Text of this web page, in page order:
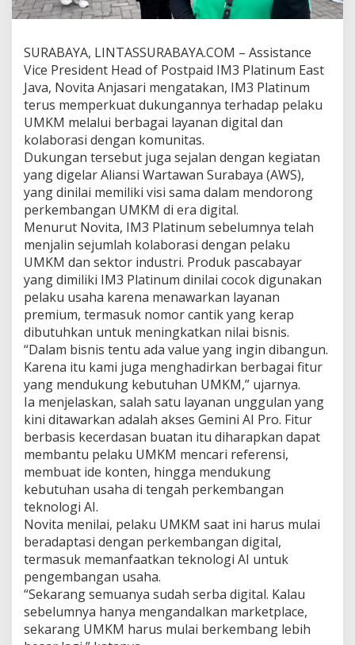
u
V
s
i
a
j
u
k
a
n
U
M
K
M
d
i
E
r
a
D
i
g
i
a
SURABAYA, LINTASSURABAYA.COM – Assistance
Vice President Head of Postpaid IM3 Platinum East
Java, Novita Anjasari mengatakan, IM3 Platinum
terus memperkuat dukungannya terhadap pelaku
UMKM melalui berbagai layanan digital dan
kolaborasi dengan komunitas.
Dukungan tersebut juga sejalan dengan kegiatan
yang digelar Aliansi Wartawan Surabaya (AWS),
yang dinilai memiliki visi sama dalam mendorong
perkembangan UMKM di era digital.
Menurut Novita, IM3 Platinum sebelumnya telah
menjalin sejumlah kolaborasi dengan pelaku
UMKM dan sektor industri. Produk pascabayar
yang dimiliki IM3 Platinum dinilai cocok digunakan
pelaku usaha karena menawarkan layanan
premium, termasuk nomor cantik yang kerap
dibutuhkan untuk meningkatkan nilai bisnis.
“Dalam bisnis tentu ada value yang ingin dibangun.
Karena itu kami juga menghadirkan berbagai fitur
yang mendukung kebutuhan UMKM,” ujarnya.
Ia menjelaskan, salah satu layanan unggulan yang
kini ditawarkan adalah akses Gemini AI Pro. Fitur
berbasis kecerdasan buatan itu diharapkan dapat
membantu pelaku UMKM mencari referensi,
membuat ide konten, hingga mendukung
kebutuhan usaha di tengah perkembangan
teknologi AI.
Novita menilai, pelaku UMKM saat ini harus mulai
beradaptasi dengan perkembangan digital,
termasuk memanfaatkan teknologi AI untuk
pengembangan usaha.
“Sekarang semuanya sudah serba digital. Kalau
sebelumnya hanya mengandalkan marketplace,
sekarang UMKM harus mulai berkembang lebih